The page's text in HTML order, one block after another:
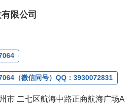
13393727064
欢迎致电
限公司
（微信同号）QQ：3930072831
市 二七区航海中路正商航海广场A